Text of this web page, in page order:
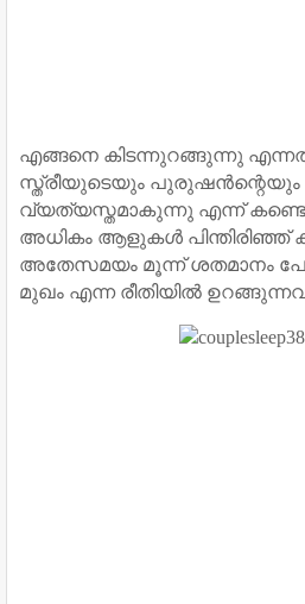
എങ്ങനെ കിടന്നുറങ്ങുന്നു
സ്ത്രീയുടെയും
വ്യത്യസ്തമാകുന്നു എന്ന്
അധികം ആളുകള്‍ പിന്തിരിഞ്ഞ്
അതേസമയം മൂന്ന് ശതമാനം
മുഖം എന്ന രീതിയില്‍